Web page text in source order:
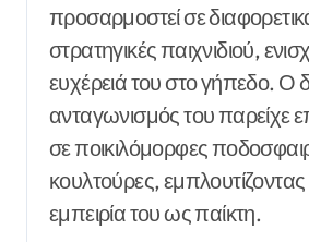
προσαρμοστεί σε
στρατηγικές παιχνιδιού,
ευχέρειά του στο γήπεδο. Ο
ανταγωνισμός του παρείχε
σε ποικιλόμορφες
κουλτούρες,
εμπειρία του ως παίκτη.